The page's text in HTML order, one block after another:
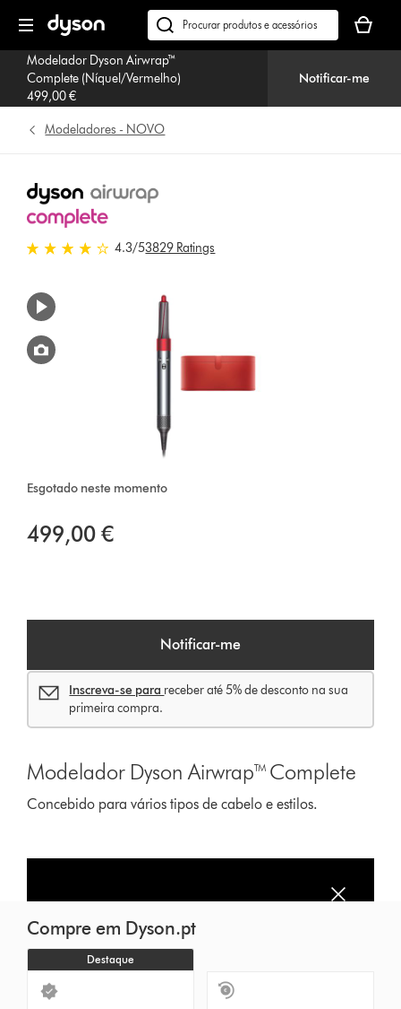
seguinte
Pesquisar
em
dyson.pt
seu
cesto
compras
está
Modelador Dyson Airwrap™
Complete (Níquel/Vermelho)
499,00 €
Notificar-me
Modeladores - NOVO
4.3 estrelas de 5 em 3829 Ratings
4.3/53829 Ratings
Esgotado neste momento
499,00 €
Notificar-me
Inscreva-se para receber até 5% de desconto na sua
primeira compra.
Modelador Dyson Airwrap™ Complete
Concebido para vários tipos de cabelo e estilos.
Compre em Dyson.pt
Destaque